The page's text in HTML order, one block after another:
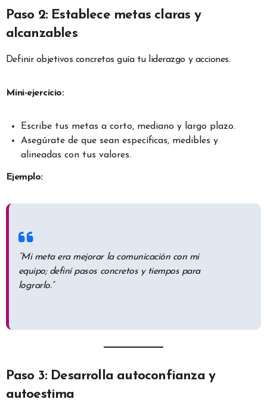
Paso 2: Establece metas claras y
alcanzables
Definir objetivos concretos guía tu liderazgo y acciones.
Mini-ejercicio:
Escribe tus metas a corto, mediano y largo plazo.
Asegúrate de que sean específicas, medibles y
alineadas con tus valores.
Ejemplo:
“Mi meta era mejorar la comunicación con mi
equipo; definí pasos concretos y tiempos para
lograrlo.”
Paso 3: Desarrolla autoconfianza y
autoestima